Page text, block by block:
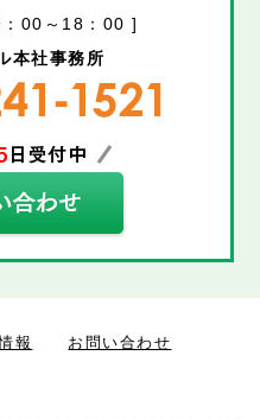
00～18：00 ]
本社事務所
報 お問い合わせ